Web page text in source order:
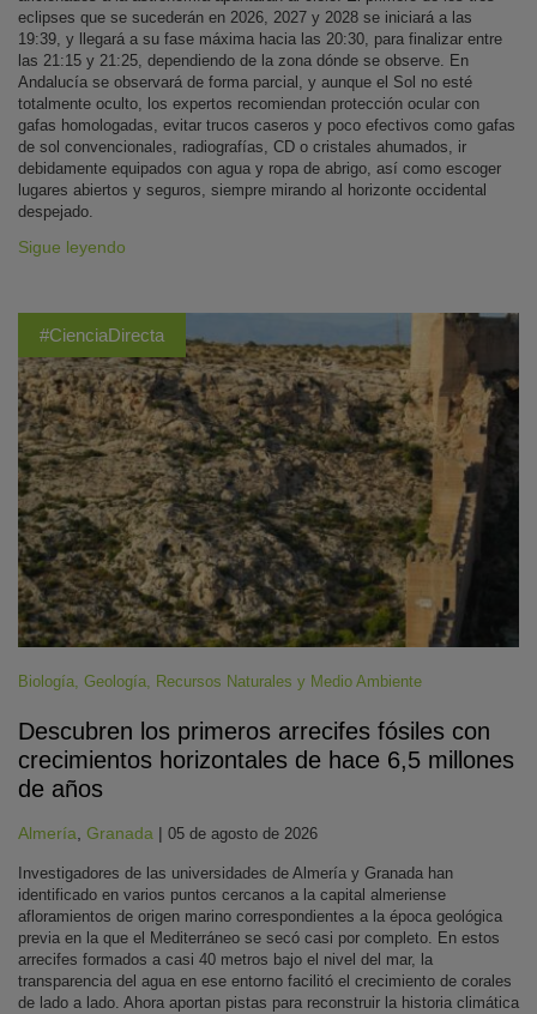
eclipses que se sucederán en 2026, 2027 y 2028 se iniciará a las
19:39, y llegará a su fase máxima hacia las 20:30, para finalizar entre
las 21:15 y 21:25, dependiendo de la zona dónde se observe. En
Andalucía se observará de forma parcial, y aunque el Sol no esté
totalmente oculto, los expertos recomiendan protección ocular con
gafas homologadas, evitar trucos caseros y poco efectivos como gafas
de sol convencionales, radiografías, CD o cristales ahumados, ir
debidamente equipados con agua y ropa de abrigo, así como escoger
lugares abiertos y seguros, siempre mirando al horizonte occidental
despejado.
Sigue leyendo
#CienciaDirecta
Biología, Geología, Recursos Naturales y Medio Ambiente
Descubren los primeros arrecifes fósiles con
crecimientos horizontales de hace 6,5 millones
de años
Almería Granada | 05 de agosto de 2026
Investigadores de las universidades de Almería y Granada han
identificado en varios puntos cercanos a la capital almeriense
afloramientos de origen marino correspondientes a la época geológica
previa en la que el Mediterráneo se secó casi por completo. En estos
arrecifes formados a casi 40 metros bajo el nivel del mar, la
transparencia del agua en ese entorno facilitó el crecimiento de corales
de lado a lado. Ahora aportan pistas para reconstruir la historia climática